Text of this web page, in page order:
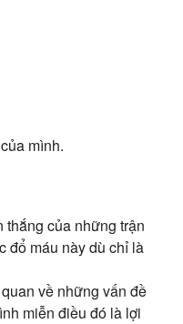
mình.
thắng của những trận
đổ máu này dù chỉ là
về những vấn đề
miễn điều đó là lợi